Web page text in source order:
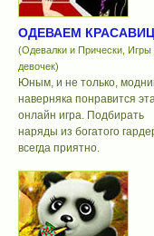
ОДЕВАЕМ
(Одевалки и Прически, Игры
девочек)
Юным, и не только,
наверняка понравится
онлайн игра. Подбирать
наряды из богатого
всегда приятно.